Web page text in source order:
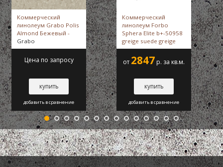
Коммерческий
линолеум Grabo Polis
Almond Бежевый -
Grabo
Цена по запросу
купить
добавить в сравнение
Коммерческий
линолеум Forbo
Sphera Elite b+-50958
greige suede greige
suede -Forbo
от 2847 р. за кв.м.
купить
добавить в сравнение